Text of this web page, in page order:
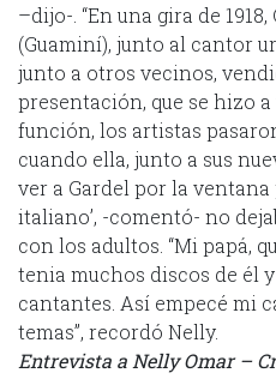
–dijo-. “En una gira de
(Guaminí), junto al cantor
junto a otros vecinos,
presentación, que se hizo
función, los artistas
cuando ella, junto a sus
ver a Gardel por la ventana
italiano’, -comentó- no
con los adultos. “Mi papá,
tenia muchos discos de él
cantantes. Así empecé mi
temas”, recordó Nelly.
Entrevista a Nelly Omar –